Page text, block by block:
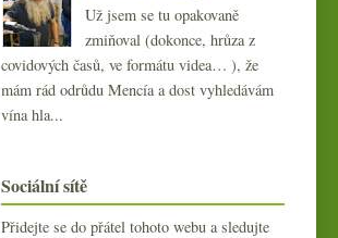
Už jsem se tu opakovaně
zmiňoval (dokonce, hrůza z
covidových časů, ve formátu videa… ), že
mám rád odrůdu Mencía a dost vyhledávám
vína hla...
Sociální sítě
Přidejte se do přátel tohoto webu a sledujte